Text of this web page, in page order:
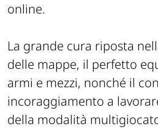
online.
La grande cura riposta
delle mappe, il perfetto
armi e mezzi, nonché il
incoraggiamento a
della modalità